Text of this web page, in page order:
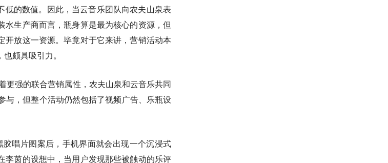
的数值。因此，当云音乐团队向农夫山泉表
生产商而言，瓶身算是最为核心的资源，但
放这一资源。毕竟对于它来讲，营销活动本
颇具吸引力。
更强的联合营销属性，农夫山泉和云音乐共同
与，但整个活动仍然包括了视频广告、乐瓶设
唱片图案后，手机界面就会出现一个沉浸式
李茵的设想中，当用户发现那些被触动的乐评